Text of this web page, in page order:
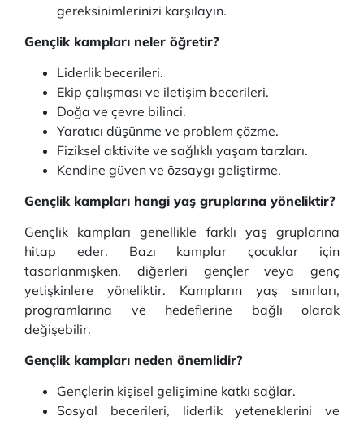
gereksinimlerinizi karşılayın.
Gençlik kampları neler öğretir?
Liderlik becerileri.
Ekip çalışması ve iletişim becerileri.
Doğa ve çevre bilinci.
Yaratıcı düşünme ve problem çözme.
Fiziksel aktivite ve sağlıklı yaşam tarzları.
Kendine güven ve özsaygı geliştirme.
Gençlik kampları hangi yaş gruplarına yöneliktir?
Gençlik kampları genellikle farklı yaş gruplarına
hitap eder. Bazı kamplar çocuklar için
tasarlanmışken, diğerleri gençler veya genç
yetişkinlere yöneliktir. Kampların yaş sınırları,
programlarına ve hedeflerine bağlı olarak
değişebilir.
Gençlik kampları neden önemlidir?
Gençlerin kişisel gelişimine katkı sağlar.
Sosyal becerileri, liderlik yeteneklerini ve